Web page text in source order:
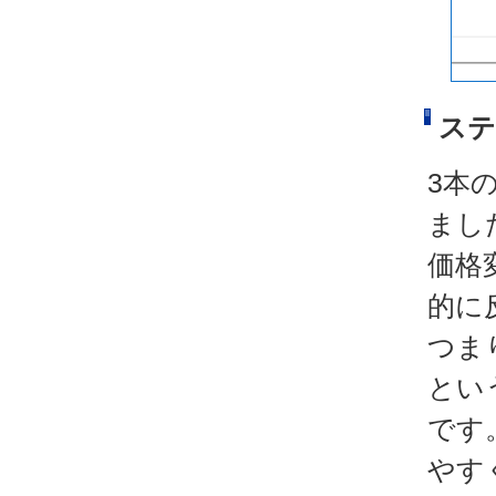
ス
3本
まし
価格
的に
つま
とい
です
やす